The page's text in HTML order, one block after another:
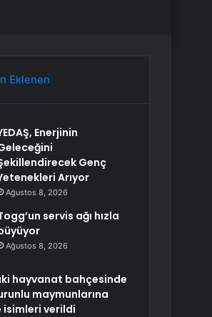
Eklenen
Enerjinin
Genç
Arıyor
Ağustos 8, 2026
servis ağı hızla
Ağustos 8, 2026
hayvanat bahçesinde
maymunlarına
isimleri verildi